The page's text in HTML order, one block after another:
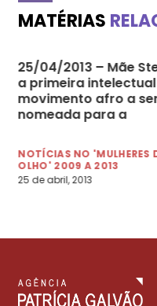
MATÉRIAS
25/04/2013 – Mãe
a primeira
movimento afro a
nomeada para a
Bahia
NOTÍCIAS NO 'MULHERES
OLHO' 2009 A 2013
25 de abril, 2013